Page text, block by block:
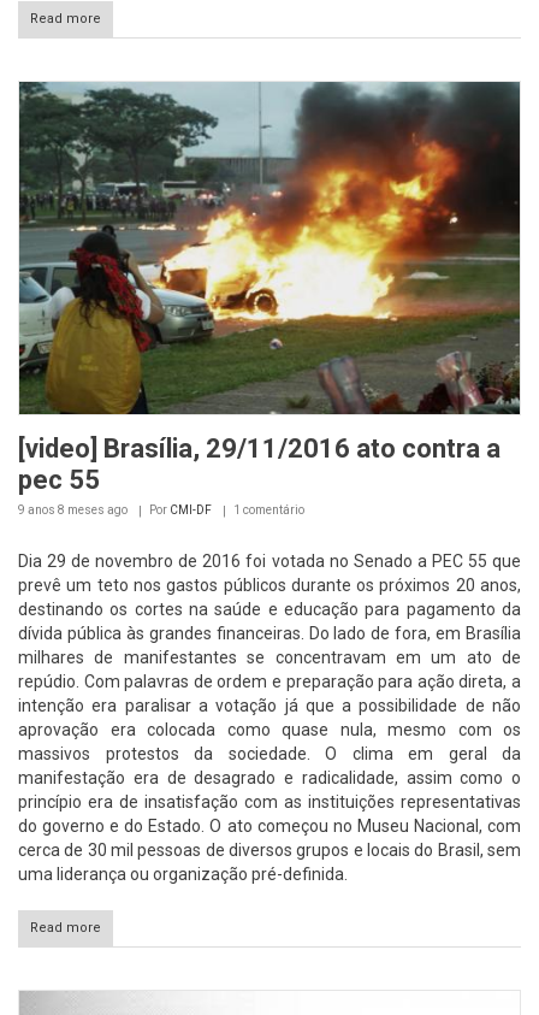
Read more
[video] Brasília, 29/11/2016 ato contra a
pec 55
9 anos 8 meses ago Por CMI-DF 1 comentário
Dia 29 de novembro de 2016 foi votada no Senado a PEC 55 que
prevê um teto nos gastos públicos durante os próximos 20 anos,
destinando os cortes na saúde e educação para pagamento da
dívida pública às grandes financeiras. Do lado de fora, em Brasília
milhares de manifestantes se concentravam em um ato de
repúdio. Com palavras de ordem e preparação para ação direta, a
intenção era paralisar a votação já que a possibilidade de não
aprovação era colocada como quase nula, mesmo com os
massivos protestos da sociedade. O clima em geral da
manifestação era de desagrado e radicalidade, assim como o
princípio era de insatisfação com as instituições representativas
do governo e do Estado. O ato começou no Museu Nacional, com
cerca de 30 mil pessoas de diversos grupos e locais do Brasil, sem
uma liderança ou organização pré-definida.
Read more